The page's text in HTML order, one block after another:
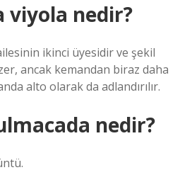
viyola nedir?
ikinci üyesidir ve şekil
ancak kemandan biraz daha
alto olarak da adlandırılır.
nedir?